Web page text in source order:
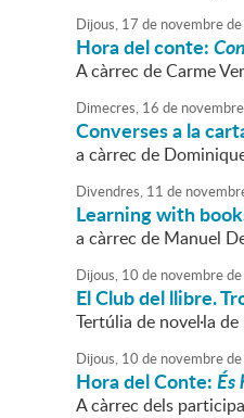
Dijous, 17 de novembrede
Hora del conte:
A càrrec de Carme
Dimecres, 16 de novembre
Converses a la
a càrrec de
Divendres, 11 de
Learning with
a càrrec de Manuel
Dijous, 10 de novembrede
El Club del llibre.
Tertúlia de novel·la
Dijous, 10 de novembrede
Hora del Conte:És
A càrrec dels